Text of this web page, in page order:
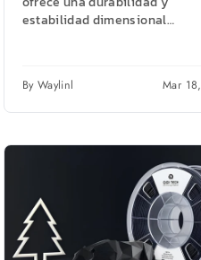
estabilidad dimensional
By Waylinl Mar